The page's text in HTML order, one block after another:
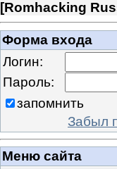
[Romhacking
Форма входа
Логин:
Пароль:
запомнить
Забыл
Меню сайта